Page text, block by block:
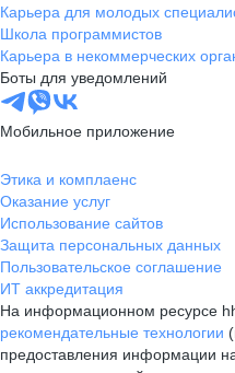
Карьера для молодых
Школа программистов
Карьера в некоммерческих
Боты для уведомлений
Мобильное приложение
Этика и комплаенс
Оказание услуг
Использование сайтов
Защита персональных данных
Пользовательское соглашение
ИТ аккредитация
На информационном ресурсе
рекомендательные технологии
предоставления информации